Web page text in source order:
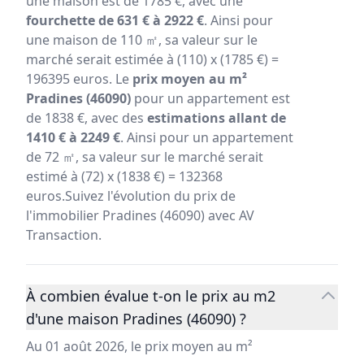
fourchette de 631 € à 2922 €. Ainsi pour
une maison de 110 ㎡, sa valeur sur le
marché serait estimée à (110) x (1785 €) =
196395 euros. Le prix moyen au m²
Pradines (46090) pour un appartement est
de 1838 €, avec des estimations allant de
1410 € à 2249 €. Ainsi pour un appartement
de 72 ㎡, sa valeur sur le marché serait
estimé à (72) x (1838 €) = 132368
euros.Suivez l'évolution du prix de
l'immobilier Pradines (46090) avec AV
Transaction.
À combien évalue t-on le prix au m2
d'une maison Pradines (46090) ?
Au 01 août 2026, le prix moyen au m²